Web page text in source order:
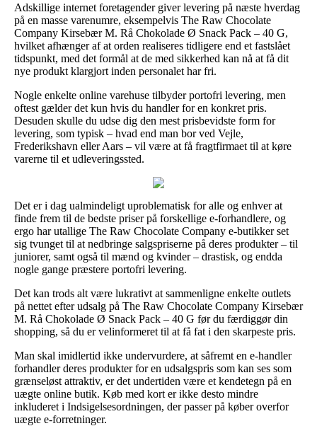
Adskillige internet foretagender giver levering på næste hverdag
på en masse varenumre, eksempelvis The Raw Chocolate
Company Kirsebær M. Rå Chokolade Ø Snack Pack – 40 G,
hvilket afhænger af at orden realiseres tidligere end et fastslået
tidspunkt, med det formål at de med sikkerhed kan nå at få dit
nye produkt klargjort inden personalet har fri.
Nogle enkelte online varehuse tilbyder portofri levering, men
oftest gælder det kun hvis du handler for en konkret pris.
Desuden skulle du udse dig den mest prisbevidste form for
levering, som typisk – hvad end man bor ved Vejle,
Frederikshavn eller Aars – vil være at få fragtfirmaet til at køre
varerne til et udleveringssted.
Det er i dag ualmindeligt uproblematisk for alle og enhver at
finde frem til de bedste priser på forskellige e-forhandlere, og
ergo har utallige The Raw Chocolate Company e-butikker set
sig tvunget til at nedbringe salgspriserne på deres produkter – til
juniorer, samt også til mænd og kvinder – drastisk, og endda
nogle gange præstere portofri levering.
Det kan trods alt være lukrativt at sammenligne enkelte outlets
på nettet efter udsalg på The Raw Chocolate Company Kirsebær
M. Rå Chokolade Ø Snack Pack – 40 G før du færdiggør din
shopping, så du er velinformeret til at få fat i den skarpeste pris.
Man skal imidlertid ikke undervurdere, at såfremt en e-handler
forhandler deres produkter for en udsalgspris som kan ses som
grænseløst attraktiv, er det undertiden være et kendetegn på en
uægte online butik. Køb med kort er ikke desto mindre
inkluderet i Indsigelsesordningen, der passer på køber overfor
uægte e-forretninger.